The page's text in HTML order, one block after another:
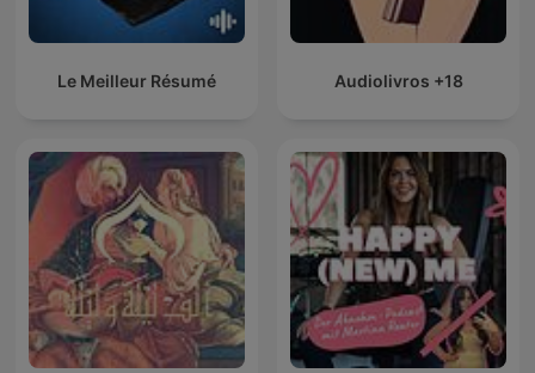
Le Meilleur Résumé Audiolivros +18